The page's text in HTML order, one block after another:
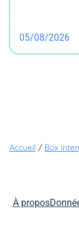
05/08/2026
Accueil / Box
À propos